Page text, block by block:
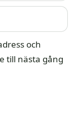
och
till nästa gång